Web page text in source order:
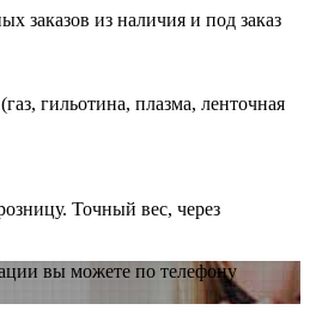
заказов из наличия и под заказ
гильотина, плазма, ленточная
Точный вес, через
вы можете по телефону